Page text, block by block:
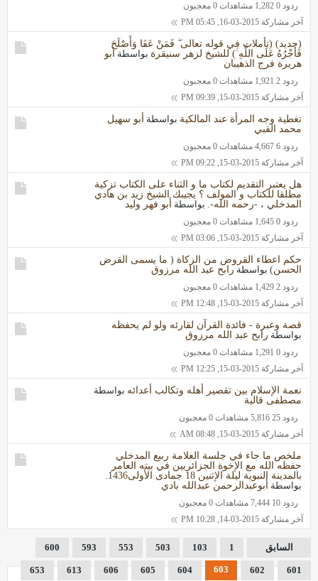
ردود 0 1,282 مشاهدات
0 معجبون
آخر مشاركة 2015-03-16, 05:45 PM
(جديد) (تأملات في قوله تعالى ۖ فَمَنْ عَفَا وَأَصْلَحَ
فَأَجْرُهُ عَلَى اللَّهِ ۚ) للشيخ لزهر سنيقرة بواسطة أبو
هريرة فرج الذهيبان
ردود 2 1,921 مشاهدات
0 معجبون
آخر مشاركة 2015-03-15, 09:39 PM
تغطية وجه المرأة عند المالكية بواسطة أبو سهيل
محمد القبي
ردود 6 4,667 مشاهدات
0 معجبون
آخر مشاركة 2015-03-15, 09:22 PM
هل يعتبر التقديم لكتاب ما و الثناء على الكتاب تزكية
مطلقا للكتاب و المولف ؟ يجيبك الشيخ زيد بن هادي
المدخلي ، -رحمه الله-. بواسطة أبو فهر وليد
ردود 0 1,645 مشاهدات
0 معجبون
آخر مشاركة 2015-03-15, 03:06 PM
حكم اعطاء القروض من الزكاة ( ما يسمى القرض
الحسن) بواسطة رابح عبد الله مرزوق
ردود 2 1,429 مشاهدات
0 معجبون
آخر مشاركة 2015-03-15, 12:48 PM
قصة وعبرة - فائدة القرآن لقارئه ولو لم يحفظه
بواسطة رابح عبد الله مرزوق
ردود 0 1,291 مشاهدات
0 معجبون
آخر مشاركة 2015-03-15, 12:25 PM
نعمة الإسلام بين تقصير أهله وتكالب أعدائه بواسطة
مصطفى قالية
ردود 25 5,816 مشاهدات
0 معجبون
آخر مشاركة 2015-03-15, 08:48 AM
ملخص ما جاء في جلسة العلامة ربيع المدخلي
حفظه الله مع الإخوة الجزائريين في بيته العامر
بالمدينة النبوية ليلة الإثنين 18 جمادى الأولى1436.
بواسطة أبوعبدالرحمن عبدالله بادي
ردود 10 7,444 مشاهدات
0 معجبون
آخر مشاركة 2015-03-14, 10:28 PM
السابق 1
103
503
553
593
600
601
602
603
604
605
606
613
653